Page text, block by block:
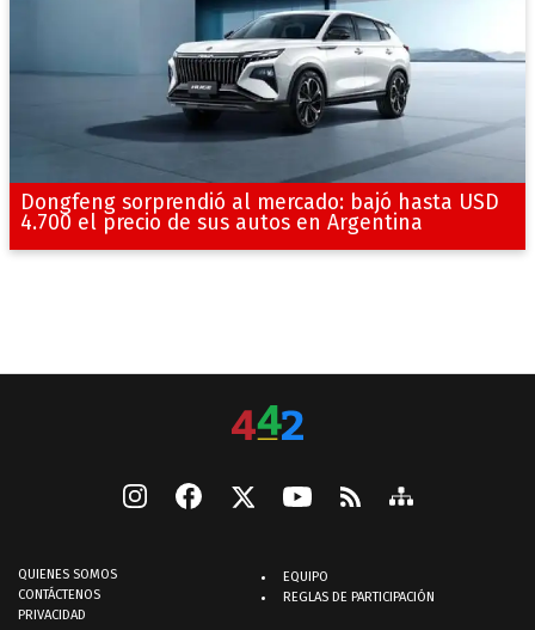
Dongfeng sorprendió al mercado: bajó hasta USD
4.700 el precio de sus autos en Argentina
QUIENES SOMOS
CONTÁCTENOS
PRIVACIDAD
EQUIPO
REGLAS DE PARTICIPACIÓN